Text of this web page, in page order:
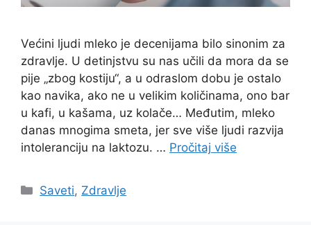
Većini ljudi mleko je decenijama bilo sinonim za
zdravlje. U detinjstvu su nas učili da mora da se
pije „zbog kostiju“, a u odraslom dobu je ostalo
kao navika, ako ne u velikim količinama, ono bar
u kafi, u kašama, uz kolače… Međutim, mleko
danas mnogima smeta, jer sve više ljudi razvija
intoleranciju na laktozu. … Pročitaj više
Categories
Saveti, Zdravlje